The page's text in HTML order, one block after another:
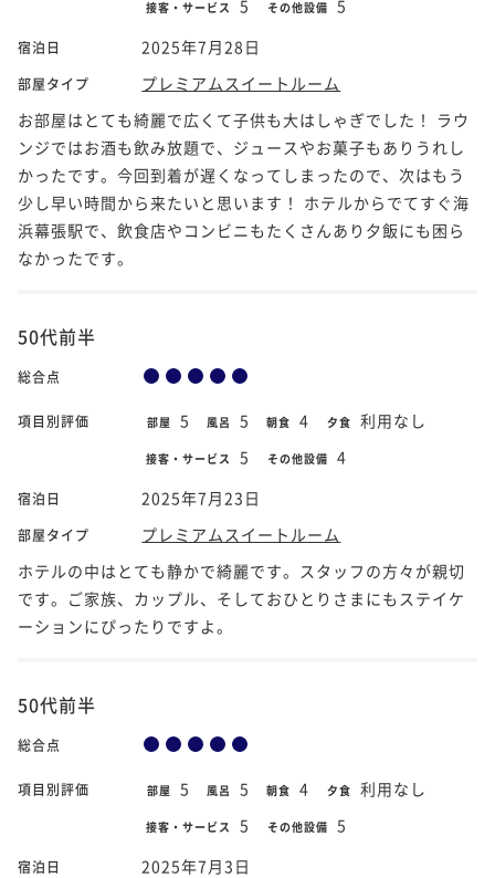
接客・サービス 5 その他設備 5
宿泊日 2025年7月28日
部屋タイプ
プレミアムスイートルーム
お部屋はとても綺麗で広くて子供も大はしゃぎでした！ ラウ
ンジではお酒も飲み放題で、ジュースやお菓子もありうれし
かったです。今回到着が遅くなってしまったので、次はもう
少し早い時間から来たいと思います！ ホテルからでてすぐ海
浜幕張駅で、飲食店やコンビニもたくさんあり夕飯にも困ら
なかったです。
50代前半
総合点
項目別評価 部屋 5 風呂 5 朝食 4 夕食 利用なし
接客・サービス 5 その他設備 4
宿泊日 2025年7月23日
部屋タイプ
プレミアムスイートルーム
ホテルの中はとても静かで綺麗です。スタッフの方々が親切
です。ご家族、カップル、そしておひとりさまにもステイケ
ーションにぴったりですよ。
50代前半
総合点
項目別評価 部屋 5 風呂 5 朝食 4 夕食 利用なし
接客・サービス 5 その他設備 5
宿泊日 2025年7月3日